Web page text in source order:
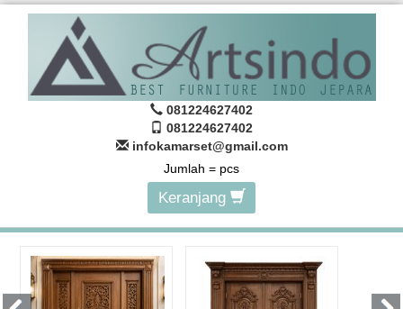
081224627402
081224627402
infokamarset@gmail.com
Jumlah = pcs
Keranjang